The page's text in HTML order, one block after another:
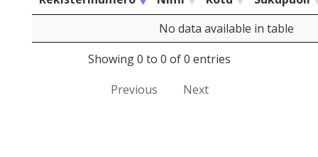
No data available in table
Showing 0 to 0 of 0 entries
Previous
Next